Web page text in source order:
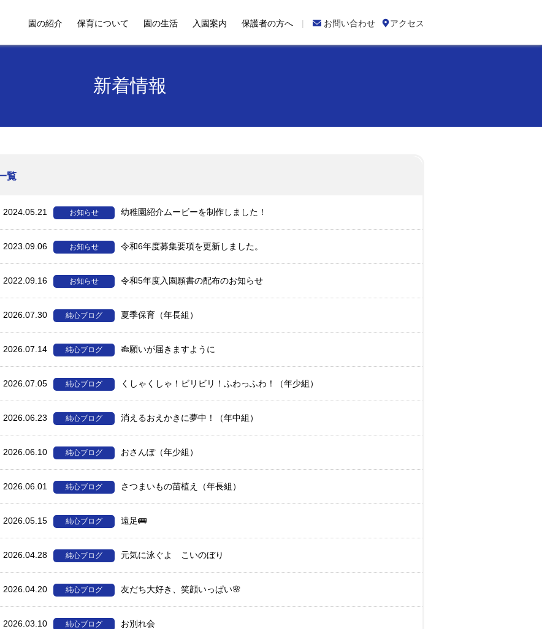
 お問い合わせ アクセス
園の紹介 保育について 園の生活 入園案内 保護者の方へ
新着情報
覧
2024.05.21 お知らせ 幼稚園紹介ムービーを制作しました！
2023.09.06 お知らせ 令和6年度募集要項を更新しました。
2022.09.16 お知らせ 令和5年度入園願書の配布のお知らせ
2026.07.30 純心ブログ 夏季保育（年長組）
2026.07.14 純心ブログ 🎋願いが届きますように
2026.07.05 純心ブログ くしゃくしゃ！ビリビリ！ふわっふわ！（年少組）
2026.06.23 純心ブログ 消えるおえかきに夢中！（年中組）
2026.06.10 純心ブログ おさんぽ（年少組）
2026.06.01 純心ブログ さつまいもの苗植え（年長組）
2026.05.15 純心ブログ 遠足🚌
2026.04.28 純心ブログ 元気に泳ぐよ こいのぼり
2026.04.20 純心ブログ 友だち大好き、笑顔いっぱい🌸
2026.03.10 純心ブログ お別れ会